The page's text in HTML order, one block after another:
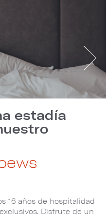
estadía
16 años de hospitalidad
Disfrute de un